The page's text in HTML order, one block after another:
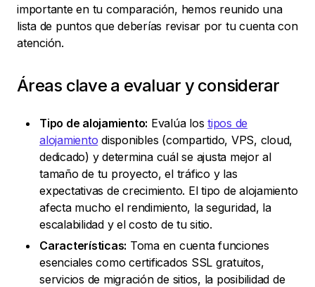
importante en tu comparación, hemos reunido una
lista de puntos que deberías revisar por tu cuenta con
atención.
Áreas clave a evaluar y considerar
Tipo de alojamiento: Evalúa los tipos de
alojamiento disponibles (compartido, VPS, cloud,
dedicado) y determina cuál se ajusta mejor al
tamaño de tu proyecto, el tráfico y las
expectativas de crecimiento. El tipo de alojamiento
afecta mucho el rendimiento, la seguridad, la
escalabilidad y el costo de tu sitio.
Características: Toma en cuenta funciones
esenciales como certificados SSL gratuitos,
servicios de migración de sitios, la posibilidad de